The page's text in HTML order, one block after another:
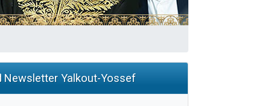
Newsletter Yalkout-Yossef